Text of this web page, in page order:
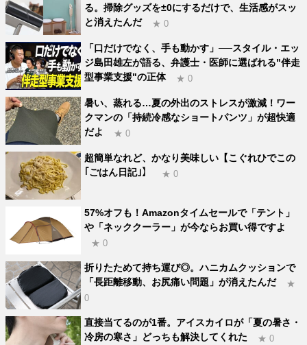
る。掃除グッズを±0にするだけで、生活感がスッ
と消えたんだ
★ 0
「口だけでなく、手も動かす」──スタイル・エッ
ジ島田雄左が語る、弁護士・医師に選ばれる"伴走
型事業支援"の正体
★ 0
暑い、蒸れる…夏の外出のストレスが激減！ワー
クマンの「持続冷感なショートパンツ」が超快適
だよ
★ 0
超簡単なれど、かなり美味しい【こぐれひでこの
｢ごはん日記｣】
★ 0
57%オフも！Amazonタイムセールで「テント」
や「ネッククーラー」が今ならお買い得ですよ
★ 0
折りたためて持ち運び◎。ハニカムクッションで
「長距離移動、お尻痛い問題」が消えたんだ
★
0
直接当てるのが1番。アイスカイロが「夏の暑さ・
冷房の寒さ」どっちも解決してくれた
★ 0